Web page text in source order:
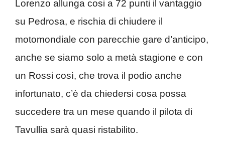
Lorenzo allunga cosi a 72 punti il vantaggio
su Pedrosa, e rischia di chiudere il
motomondiale con parecchie gare d’anticipo,
anche se siamo solo a metà stagione e con
un Rossi così, che trova il podio anche
infortunato, c’è da chiedersi cosa possa
succedere tra un mese quando il pilota di
Tavullia sarà quasi ristabilito.